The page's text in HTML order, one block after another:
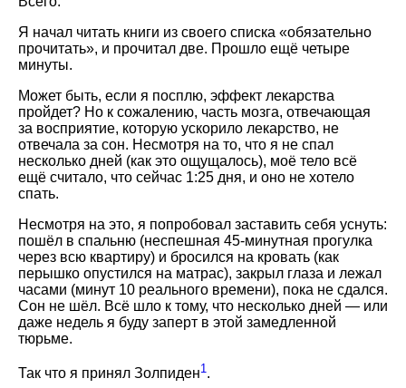
Я начал читать книги из своего списка
обязательно
прочитать , и прочитал две. Прошло ещё четыре
минуты.
Может быть, если я посплю, эффект лекарства
пройдет? Но к сожалению, часть мозга, отвечающая
за восприятие, которую ускорило лекарство, не
отвечала за сон. Несмотря на то, что я не спал
несколько дней (как это ощущалось), моё тело всё
ещё считало, что сейчас 1:25 дня, и оно не хотело
спать.
Несмотря на это, я попробовал заставить себя уснуть:
пошёл в спальню (неспешная 45-минутная прогулка
через всю квартиру) и бросился на кровать (как
перышко опустился на матрас), закрыл глаза и лежал
часами (минут 10 реального времени), пока не сдался.
Сон не шёл. Всё шло к тому, что несколько дней — или
даже недель я буду заперт в этой замедленной
тюрьме.
Так что я принял Золпиден1.